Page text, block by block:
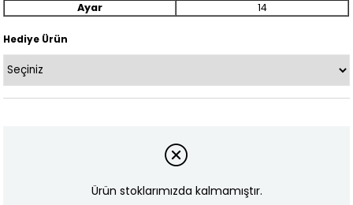
Ayar
14
Hediye Ürün
Ürün stoklarımızda kalmamıştır.